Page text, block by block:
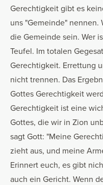
Gerechtigkeit gibt es
uns "Gemeinde" nennen.
die Gemeinde sein. Wer
Teufel. Im totalen
Gerechtigkeit. Errettung
nicht trennen. Das
Gottes Gerechtigkeit
Gerechtigkeit ist eine
Gottes, die wir in Zion
sagt Gott: "Meine
zieht aus, und meine
Erinnert euch, es gibt
auch ein Gericht. Wenn